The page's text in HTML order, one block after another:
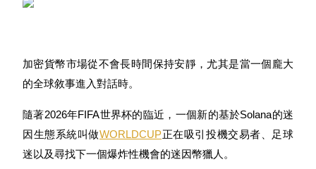
幣本位永續
加密貨幣市場從不會長時間保持安靜，尤其是當一個龐大
的全球敘事進入對話時。
隨著2026年FIFA世界杯的臨近，一個新的基於Solana的迷
因生態系統叫做WORLDCUP正在吸引投機交易者、足球
迷以及尋找下一個爆炸性機會的迷因幣獵人。